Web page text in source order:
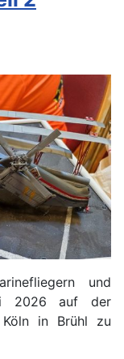
und
2026 auf der
Köln in Brühl zu